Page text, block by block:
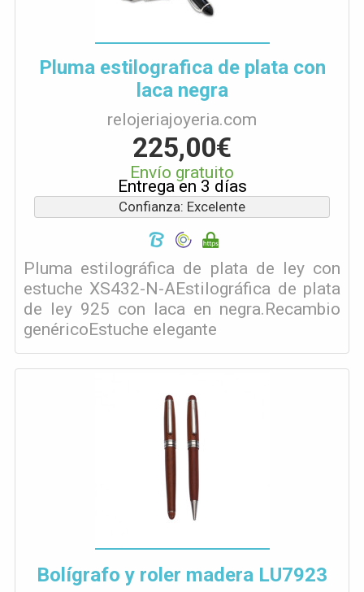
Pluma estilografica de plata con
laca negra
relojeriajoyeria.com
225,00€
Envío gratuito
Entrega en 3 días
Confianza: Excelente
Pluma estilográfica de plata de ley con
estuche XS432-N-AEstilográfica de plata
de ley 925 con laca en negra.Recambio
genéricoEstuche elegante
Bolígrafo y roler madera LU7923